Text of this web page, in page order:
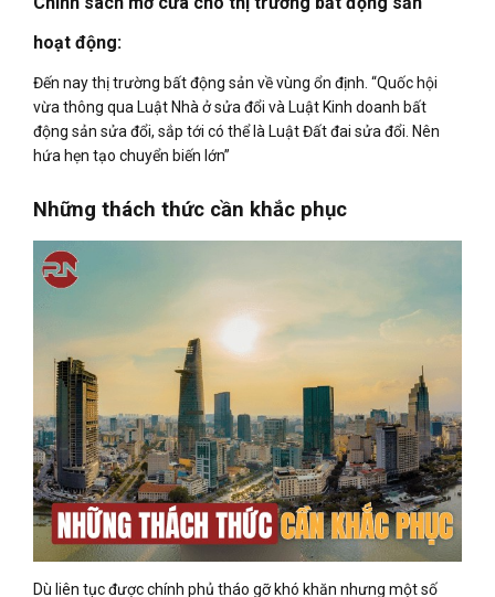
hoạt động:
Đến nay thị trường bất động sản về vùng ổn định. “Quốc hội
vừa thông qua Luật Nhà ở sửa đổi và Luật Kinh doanh bất
động sản sửa đổi, sắp tới có thể là Luật Đất đai sửa đổi. Nên
hứa hẹn tạo chuyển biến lớn”
Những thách thức cần khắc phục
Dù liên tục được chính phủ tháo gỡ khó khăn nhưng một số